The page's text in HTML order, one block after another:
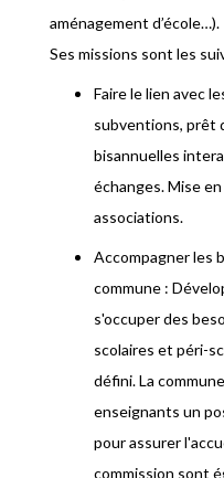
aménagement d’école…).
Ses missions sont les
Faire le lien avec
subventions, prêt
bisannuelles
échanges. Mise
associations.
Accompagner les
commune :
s'occuper des
scolaires et péri-
défini. La
enseignants un
pour assurer
commission sont